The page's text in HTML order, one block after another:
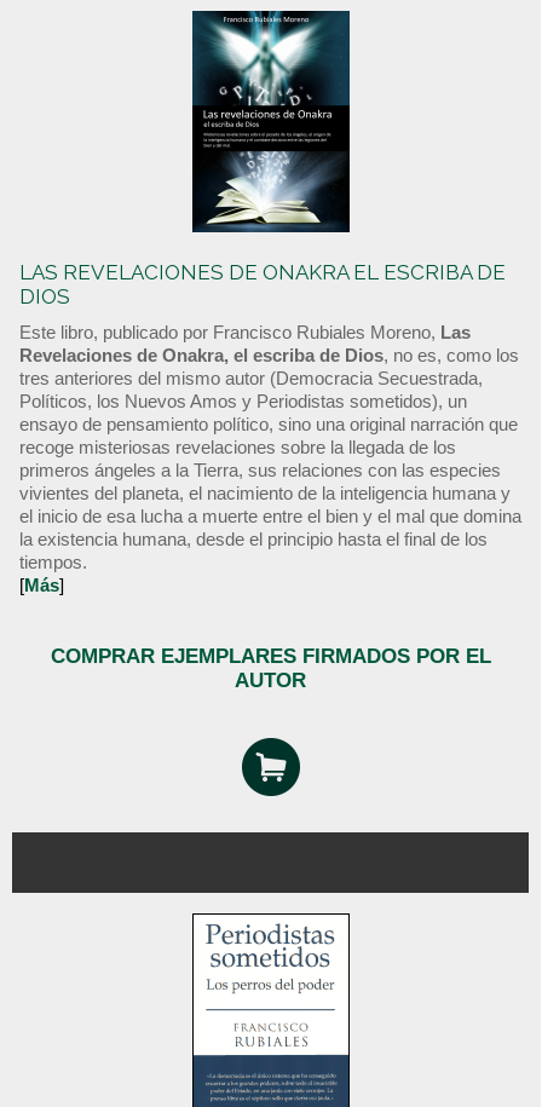
LAS REVELACIONES DE ONAKRA EL ESCRIBA DE
DIOS
Este libro, publicado por Francisco Rubiales Moreno, Las
Revelaciones de Onakra, el escriba de Dios, no es, como los
tres anteriores del mismo autor (Democracia Secuestrada,
Políticos, los Nuevos Amos y Periodistas sometidos), un
ensayo de pensamiento político, sino una original narración que
recoge misteriosas revelaciones sobre la llegada de los
primeros ángeles a la Tierra, sus relaciones con las especies
vivientes del planeta, el nacimiento de la inteligencia humana y
el inicio de esa lucha a muerte entre el bien y el mal que domina
la existencia humana, desde el principio hasta el final de los
tiempos.
[Más]
COMPRAR EJEMPLARES FIRMADOS POR EL
AUTOR